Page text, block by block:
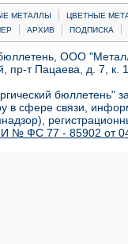
МЕТАЛЛЫ |
ЦВЕТНЫЕ
| АРХИВ | ПОДПИСКА |
ООО
пр-т Пацаева, д. 7,
бюллетень"
в сфере связи,
№ ФС 77 - 85902 от 04